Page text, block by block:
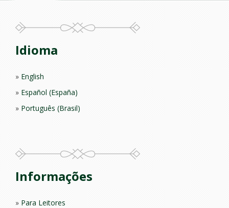
Idioma
English
Español (España)
Português (Brasil)
Informações
Para Leitores